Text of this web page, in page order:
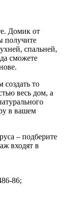
Домик от
получите
спальней,
сможете
создать то
весь дом, а
в вашем
– подберите
входят в
86;